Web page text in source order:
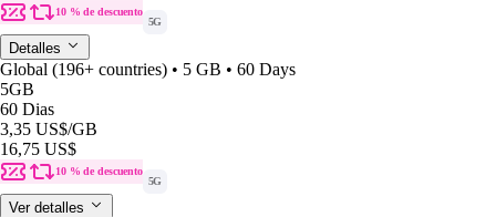
10 % de descuento
5G
Detalles
Global (196+ countries) • 5 GB • 60 Days
5GB
60 Dias
3,35 US$/GB
16,75 US$
10 % de descuento
5G
Ver detalles